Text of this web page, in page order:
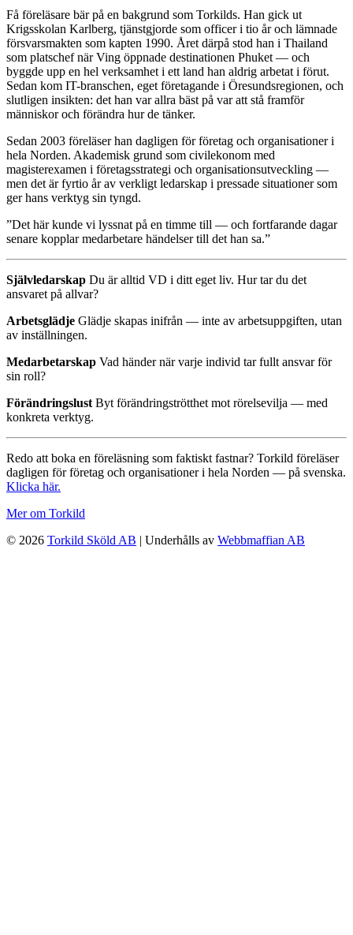
Få föreläsare bär på en bakgrund som Torkilds. Han gick ut
Krigsskolan Karlberg, tjänstgjorde som officer i tio år och lämnade
försvarsmakten som kapten 1990. Året därpå stod han i Thailand
som platschef när Ving öppnade destinationen Phuket — och
byggde upp en hel verksamhet i ett land han aldrig arbetat i förut.
Sedan kom IT-branschen, eget företagande i Öresundsregionen, och
slutligen insikten: det han var allra bäst på var att stå framför
människor och förändra hur de tänker.
Sedan 2003 föreläser han dagligen för företag och organisationer i
hela Norden. Akademisk grund som civilekonom med
magisterexamen i företagsstrategi och organisationsutveckling —
men det är fyrtio år av verkligt ledarskap i pressade situationer som
ger hans verktyg sin tyngd.
”Det här kunde vi lyssnat på en timme till — och fortfarande dagar
senare kopplar medarbetare händelser till det han sa.”
Självledarskap Du är alltid VD i ditt eget liv. Hur tar du det
ansvaret på allvar?
Arbetsglädje Glädje skapas inifrån — inte av arbetsuppgiften, utan
av inställningen.
Medarbetarskap Vad händer när varje individ tar fullt ansvar för
sin roll?
Förändringslust Byt förändringströtthet mot rörelsevilja — med
konkreta verktyg.
Redo att boka en föreläsning som faktiskt fastnar? Torkild föreläser
dagligen för företag och organisationer i hela Norden — på svenska.
Klicka här.
Mer om Torkild
© 2026 Torkild Sköld AB | Underhålls av Webbmaffian AB